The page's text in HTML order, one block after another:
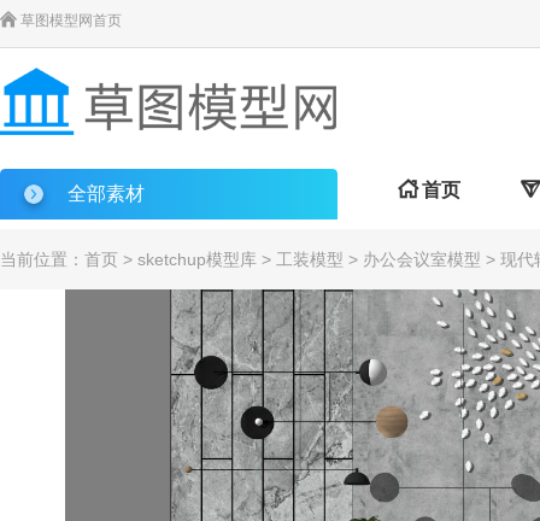
 草图模型网首页
全部素材 首页 
当前位置： 首页 > sketchup模型库 > 工装模型 > 办公会议室模型 > 现代